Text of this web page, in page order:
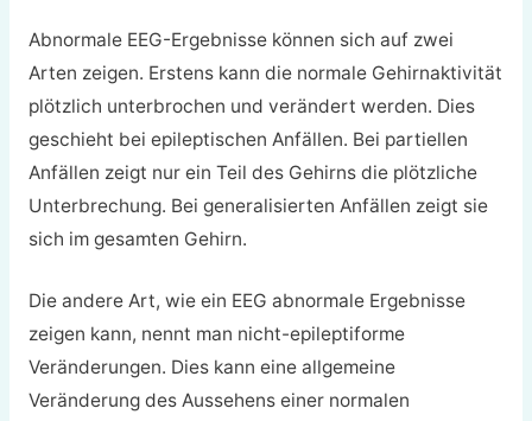
Abnormale EEG-Ergebnisse können sich auf zwei
Arten zeigen. Erstens kann die normale Gehirnaktivität
plötzlich unterbrochen und verändert werden. Dies
geschieht bei epileptischen Anfällen. Bei partiellen
Anfällen zeigt nur ein Teil des Gehirns die plötzliche
Unterbrechung. Bei generalisierten Anfällen zeigt sie
sich im gesamten Gehirn.
Die andere Art, wie ein EEG abnormale Ergebnisse
zeigen kann, nennt man nicht-epileptiforme
Veränderungen. Dies kann eine allgemeine
Veränderung des Aussehens einer normalen